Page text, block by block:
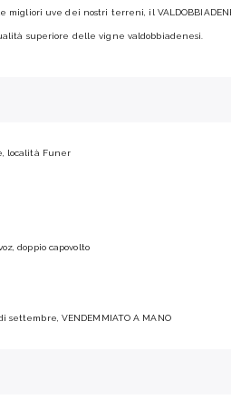
uve dei nostri terreni, il
superiore delle vigne valdobbiadenesi.
località Funer
doppio capovolto
settembre, VENDEMMIATO A MANO